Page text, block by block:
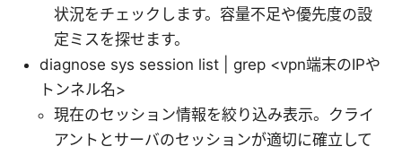
状況をチェックします。容量不足や優先度の設
定ミスを探せます。
diagnose sys session list | grep <vpn端末のIPや
トンネル名>
現在のセッション情報を絞り込み表示。クライ
アントとサーバのセッションが適切に確立して